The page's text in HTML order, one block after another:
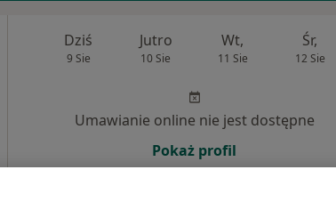
Dziś
9 Sie
Jutro
10 Sie
Wt,
11 Sie
Śr,
12 Sie
Umawianie online nie jest dostępne
Pokaż profil